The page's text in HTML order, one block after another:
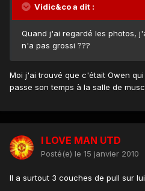
Vidic&co a dit :
Quand j'ai regardé les photos,
n'a pas grossi ???
Moi j'ai trouvé que c'était Owen
passe son temps à la salle de
I LOVE MAN UTD
Posté(e) le 15 janvier 2010
Il a surtout 3 couches de pull sur